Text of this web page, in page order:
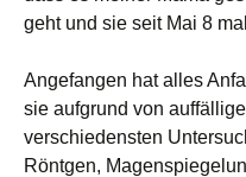
geht und sie seit Mai 8
Angefangen hat alles
sie aufgrund von
verschiedensten
Röntgen,